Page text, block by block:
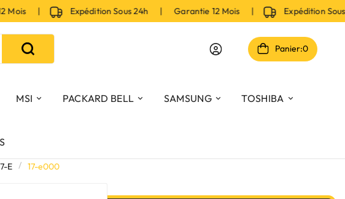
Mois | Expédition Sous 24h | Garantie 12 Mois | Expédition
Panier:0
MSI PACKARD BELL SAMSUNG TOSHIBA
E 17-e000